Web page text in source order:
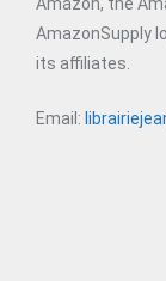
AmazonSupply
its affiliates.
Email: